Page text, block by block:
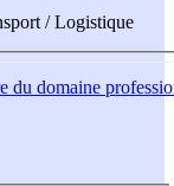
/ Logistique
du domaine